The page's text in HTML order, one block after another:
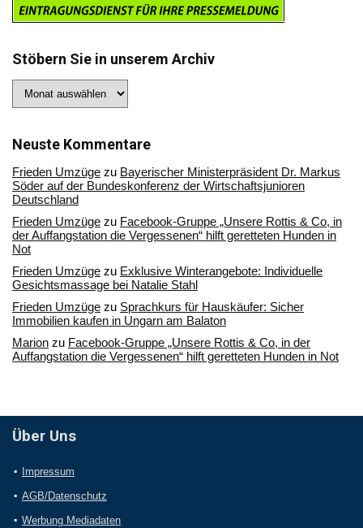
Stöbern Sie in unserem Archiv
Sie
Archiv
Neuste Kommentare
Frieden Umzüge zu Bayerischer Ministerpräsident Dr. Markus
Söder auf der Bundeskonferenz der Wirtschaftsjunioren
Deutschland
Frieden Umzüge zu Facebook-Gruppe „Unsere Rottis & Co, in
der Auffangstation die Vergessenen“ hilft geretteten Hunden in
Not
Frieden Umzüge zu Exklusive Winterangebote: Individuelle
Gesichtsmassage bei Natalie Stahl
Frieden Umzüge zu Sprachkurs für Hauskäufer: Sicher
Immobilien kaufen in Ungarn am Balaton
Marion zu Facebook-Gruppe „Unsere Rottis & Co, in der
Auffangstation die Vergessenen“ hilft geretteten Hunden in Not
Über Uns
Impressum
AGB/Datenschutz
Werbung Mediadaten